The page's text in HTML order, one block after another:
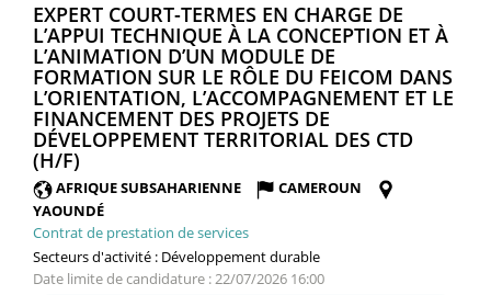
EXPERT COURT-TERMES EN CHARGE DE
L’APPUI TECHNIQUE À LA CONCEPTION ET À
L’ANIMATION D’UN MODULE DE
FORMATION SUR LE RÔLE DU FEICOM DANS
L’ORIENTATION, L’ACCOMPAGNEMENT ET LE
FINANCEMENT DES PROJETS DE
DÉVELOPPEMENT TERRITORIAL DES CTD
(H/F)
FENÊTRE)
AFRIQUE SUBSAHARIENNE
CAMEROUN
YAOUNDÉ
Contrat de prestation de services
Secteurs d'activité : Développement durable
Date limite de candidature : 22/07/2026 16:00